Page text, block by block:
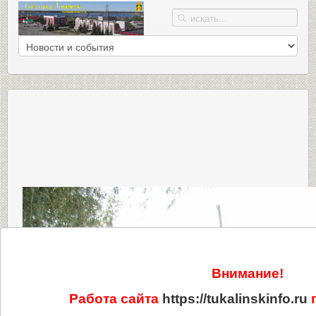
Внимание!
Работа сайта https://tukalinskinfo.ru